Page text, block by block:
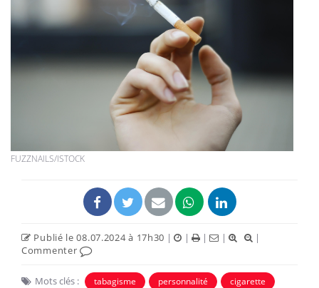
FUZZNAILS/ISTOCK
Publié le 08.07.2024 à 17h30 | | | |
|
Commenter
Mots clés : tabagisme personnalité cigarette